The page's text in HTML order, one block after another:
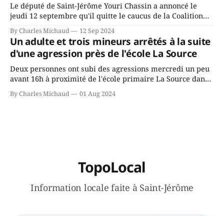
Le député de Saint-Jérôme Youri Chassin a annoncé le
jeudi 12 septembre qu'il quitte le caucus de la Coalition
Avenir Québec de François Legault parce qu'il est déçu du
gouvernement de la CAQ, surtout de son incapacité, qu'il
juge chronique, à offrir des
By Charles Michaud 12 Sep 2024
Un adulte et trois mineurs arrêtés à la suite
d'une agression près de l'école La Source
Deux personnes ont subi des agressions mercredi un peu
avant 16h à proximité de l'école primaire La Source dans
le secteur Bellefeuille de Saint-Jérôme. L'une de deux
victimes aurait été écrasée sous un véhicule et aspergée
By Charles Michaud 01 Aug 2024
TopoLocal
Information locale faite à Saint-Jérôme